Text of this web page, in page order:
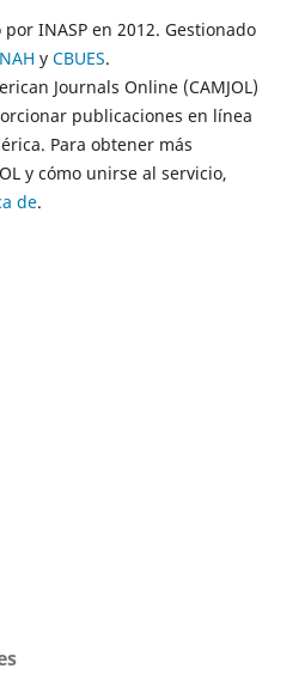
INASP en 2012. Gestionado
y CBUES.
Journals Online (CAMJOL)
publicaciones en línea
Para obtener más
y cómo unirse al servicio,
de.